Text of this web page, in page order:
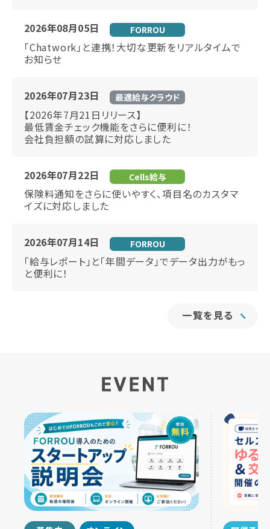
2026年08月05日 FORROU
「Chatwork」と連携！大切な更新をリアルタイムで
お知らせ
2026年07月23日 最適給与クラウド
【2026年7月21日リリース】
最低賃金チェック機能をさらに便利に！
会社負担額の試算に対応しました
2026年07月22日 Cells給与
保険料通知をさらに使いやすく、項目名のカスタマ
イズに対応しました
2026年07月14日 FORROU
「給与レポート」と「年間データ」でデータ出力がもっ
と便利に！
一覧を見る